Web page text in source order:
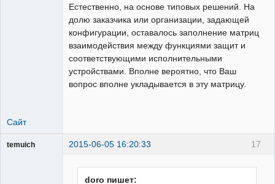
Естественно, на основе типовых решений. На
долю заказчика или организации, задающей
конфигурации, оставалось заполнение матриц
взаимодействия между функциями защит и
соответствующими исполнительными
устройствами. Вполне вероятно, что Ваш
вопрос вполне укладывается в эту матрицу.
Сайт
17
temuich 2015-06-05 16:20:33
doro пишет: